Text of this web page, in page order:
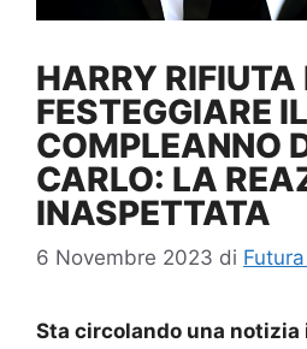
HARRY RIFIUTA
FESTEGGIARE IL
COMPLEANNO
CARLO: LA
INASPETTATA
6 Novembre 2023 di
Sta circolando una